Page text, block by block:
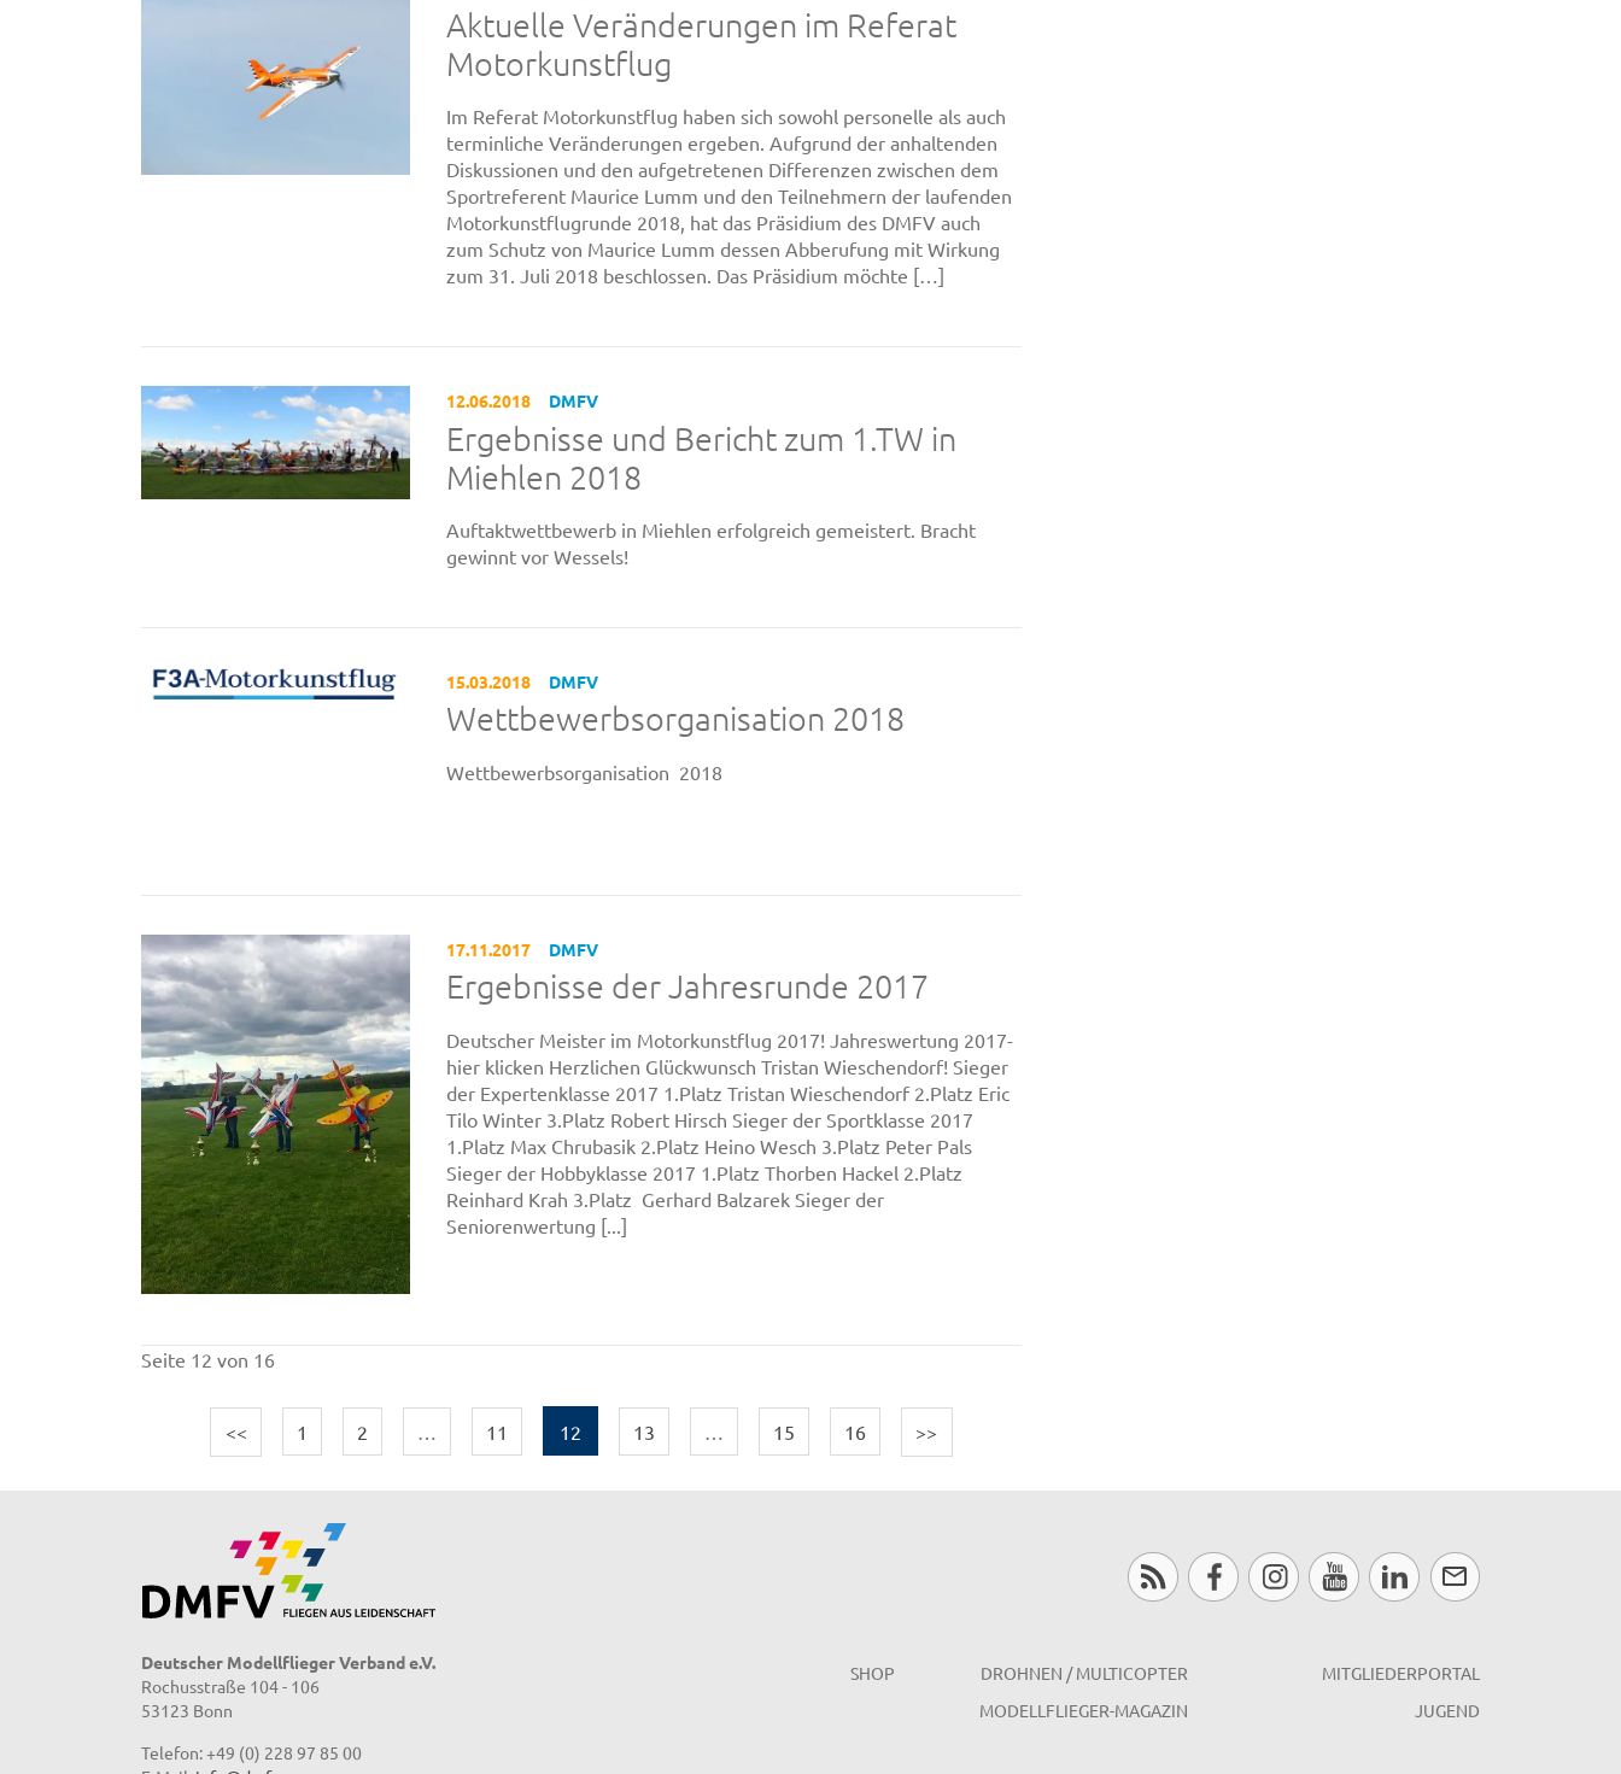
Aktuelle Veränderungen im Referat
Motorkunstflug
Im Referat Motorkunstflug haben sich sowohl personelle als auch
terminliche Veränderungen ergeben. Aufgrund der anhaltenden
Diskussionen und den aufgetretenen Differenzen zwischen dem
Sportreferent Maurice Lumm und den Teilnehmern der laufenden
Motorkunstflugrunde 2018, hat das Präsidium des DMFV auch
zum Schutz von Maurice Lumm dessen Abberufung mit Wirkung
zum 31. Juli 2018 beschlossen. Das Präsidium möchte […]
12.06.2018 DMFV
Ergebnisse und Bericht zum 1.TW in
Miehlen 2018
Auftaktwettbewerb in Miehlen erfolgreich gemeistert. Bracht
gewinnt vor Wessels!
15.03.2018 DMFV
Wettbewerbsorganisation 2018
Wettbewerbsorganisation 2018
17.11.2017 DMFV
Ergebnisse der Jahresrunde 2017
Deutscher Meister im Motorkunstflug 2017! Jahreswertung 2017-
hier klicken Herzlichen Glückwunsch Tristan Wieschendorf! Sieger
der Expertenklasse 2017 1.Platz Tristan Wieschendorf 2.Platz Eric
Tilo Winter 3.Platz Robert Hirsch Sieger der Sportklasse 2017
1.Platz Max Chrubasik 2.Platz Heino Wesch 3.Platz Peter Pals
Sieger der Hobbyklasse 2017 1.Platz Thorben Hackel 2.Platz
Reinhard Krah 3.Platz Gerhard Balzarek Sieger der
Seniorenwertung [...]
Seite 12 von 16
<< 1 2 11 12 13 15 16 >>
Deutscher Modellflieger Verband e.V.
Rochusstraße 104 - 106
53123 Bonn
Telefon: +49 (0) 228 97 85 00
SHOP
DROHNEN / MULTICOPTER
MODELLFLIEGER-MAGAZIN
MITGLIEDERPORTAL
JUGEND